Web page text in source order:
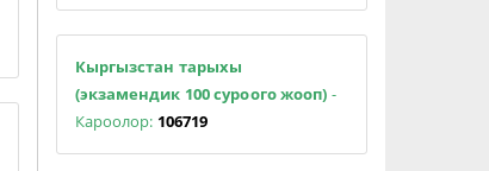
Кыргызстан тарыхы
(экзамендик 100 суроого жооп) -
Кароолор: 106719